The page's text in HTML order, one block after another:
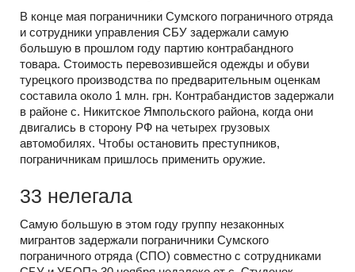
В конце мая пограничники Сумского пограничного отряда
и сотрудники управления СБУ задержали самую
большую в прошлом году партию контрабандного
товара. Стоимость перевозившейся одежды и обуви
турецкого производства по предварительным оценкам
составила около 1 млн. грн. Контрабандистов задержали
в районе с. Никитское Ямпольского района, когда они
двигались в сторону РФ на четырех грузовых
автомобилях. Чтобы остановить преступников,
пограничникам пришлось применить оружие.
33 нелегала
Самую большую в этом году группу незаконных
мигрантов задержали пограничники Сумского
пограничного отряда (СПО) совместно с сотрудниками